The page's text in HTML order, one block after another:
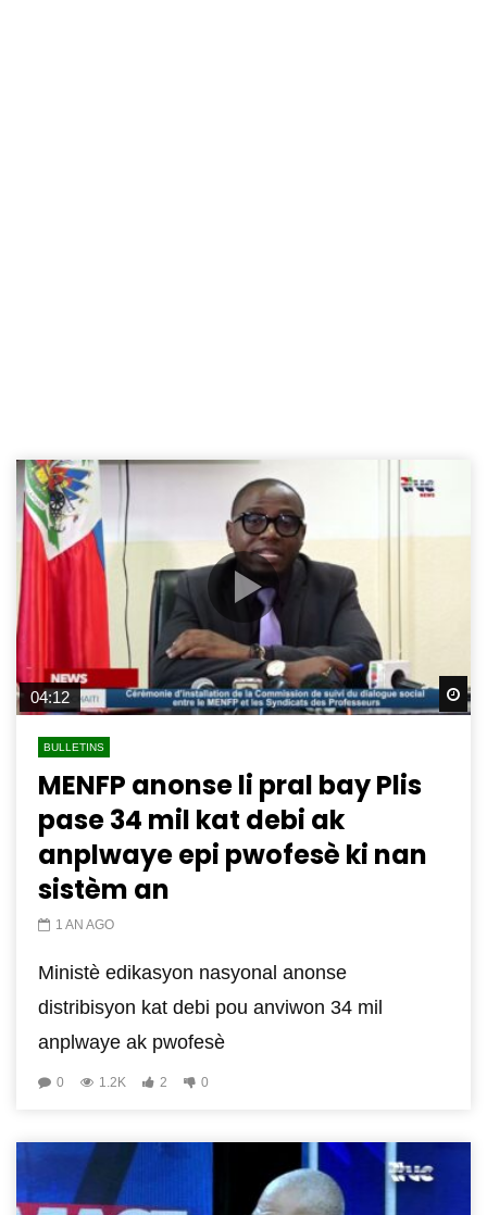
04:12
BULLETINS
MENFP anonse li pral bay Plis
pase 34 mil kat debi ak
anplwaye epi pwofesè ki nan
sistèm an
1 AN AGO
Ministè edikasyon nasyonal anonse
distribisyon kat debi pou anviwon 34 mil
anplwaye ak pwofesè
0 1.2K 2 0